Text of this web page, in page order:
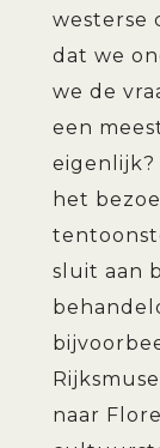
westerse
dat we
we de
een
eigenlijk?
het
sluit aan
naar